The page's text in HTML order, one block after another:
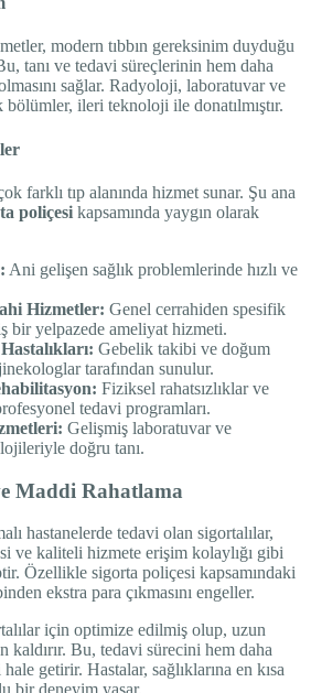
modern tıbbın gereksinim duyduğu
tanı ve tedavi süreçlerinin hem daha
sağlar. Radyoloji, laboratuvar ve
ileri teknoloji ile donatılmıştır.
farklı tıp alanında hizmet sunar. Şu ana
poliçesi kapsamında yaygın olarak
Ani gelişen sağlık problemlerinde hızlı ve
Hizmetler: Genel cerrahiden spesifik
bir yelpazede ameliyat hizmeti.
Gebelik takibi ve doğum
tarafından sunulur.
Fiziksel rahatsızlıklar ve
tedavi programları.
Gelişmiş laboratuvar ve
doğru tanı.
Maddi Rahatlama
hastanelerde tedavi olan sigortalılar,
ve kaliteli hizmete erişim kolaylığı gibi
Özellikle sigorta poliçesi kapsamındaki
ekstra para çıkmasını engeller.
için optimize edilmiş olup, uzun
kaldırır. Bu, tedavi sürecini hem daha
getirir. Hastalar, sağlıklarına en kısa